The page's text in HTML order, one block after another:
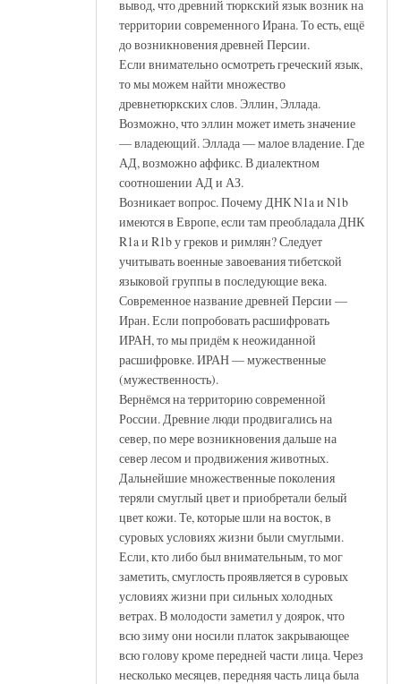
вывод, что древний тюркский язык возник на
территории современного Ирана. То есть, ещё
до возникновения древней Персии.
Если внимательно осмотреть греческий язык,
то мы можем найти множество
древнетюркских слов. Эллин, Эллада.
Возможно, что эллин может иметь значение
— владеющий. Эллада — малое владение. Где
АД, возможно аффикс. В диалектном
соотношении АД и АЗ.
Возникает вопрос. Почему ДНК N1a и N1b
имеются в Европе, если там преобладала ДНК
R1a и R1b у греков и римлян? Следует
учитывать военные завоевания тибетской
языковой группы в последующие века.
Современное название древней Персии —
Иран. Если попробовать расшифровать
ИРАН, то мы придём к неожиданной
расшифровке. ИРАН — мужественные
(мужественность).
Вернёмся на территорию современной
России. Древние люди продвигались на
север, по мере возникновения дальше на
север лесом и продвижения животных.
Дальнейшие множественные поколения
теряли смуглый цвет и приобретали белый
цвет кожи. Те, которые шли на восток, в
суровых условиях жизни были смуглыми.
Если, кто либо был внимательным, то мог
заметить, смуглость проявляется в суровых
условиях жизни при сильных холодных
ветрах. В молодости заметил у доярок, что
всю зиму они носили платок закрывающее
всю голову кроме передней части лица. Через
несколько месяцев, передняя часть лица была